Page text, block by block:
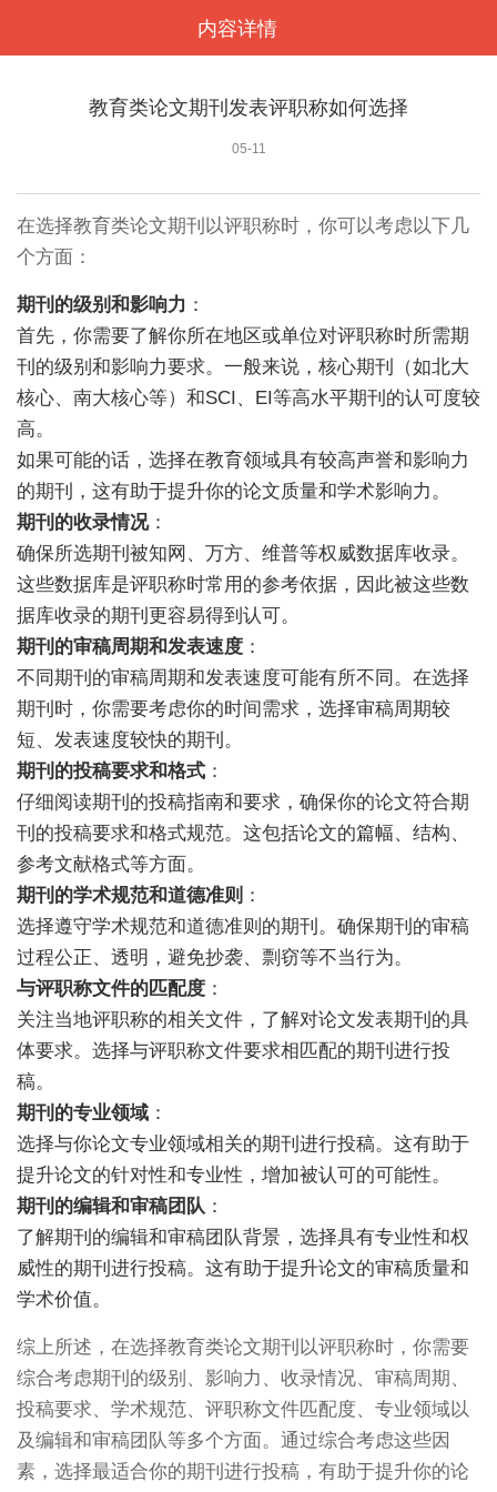
内容详情
教育类论文期刊发表评职称如何选择
05-11
在选择教育类论文期刊以评职称时，你可以考虑以下几
个方面：
期刊的级别和影响力 ：
首先，你需要了解你所在地区或单位对评职称时所需期
刊的级别和影响力要求。一般来说，核心期刊（如北大
核心、南大核心等）和SCI、EI等高水平期刊的认可度较
高。
如果可能的话，选择在教育领域具有较高声誉和影响力
的期刊，这有助于提升你的论文质量和学术影响力。
期刊的收录情况：
确保所选期刊被知网、万方、维普等权威数据库收录。
这些数据库是评职称时常用的参考依据，因此被这些数
据库收录的期刊更容易得到认可。
期刊的审稿周期和发表速度 ：
不同期刊的审稿周期和发表速度可能有所不同。在选择
期刊时，你需要考虑你的时间需求，选择审稿周期较
短、发表速度较快的期刊。
期刊的投稿要求和格式 ：
仔细阅读期刊的投稿指南和要求，确保你的论文符合期
刊的投稿要求和格式规范。这包括论文的篇幅、结构、
参考文献格式等方面。
期刊的学术规范和道德准则 ：
选择遵守学术规范和道德准则的期刊。确保期刊的审稿
过程公正、透明，避免抄袭、剽窃等不当行为。
与评职称文件的匹配度 ：
关注当地评职称的相关文件，了解对论文发表期刊的具
体要求。选择与评职称文件要求相匹配的期刊进行投
稿。
期刊的专业领域 ：
选择与你论文专业领域相关的期刊进行投稿。这有助于
提升论文的针对性和专业性，增加被认可的可能性。
期刊的编辑和审稿团队 ：
了解期刊的编辑和审稿团队背景，选择具有专业性和权
威性的期刊进行投稿。这有助于提升论文的审稿质量和
学术价值。
综上所述，在选择教育类论文期刊以评职称时，你需要
综合考虑期刊的级别、影响力、收录情况、审稿周期、
投稿要求、学术规范、评职称文件匹配度、专业领域以
及编辑和审稿团队等多个方面。通过综合考虑这些因
素，选择最适合你的期刊进行投稿，有助于提升你的论